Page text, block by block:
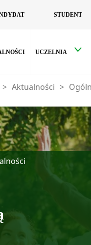
STUDENT
UCZELNIA
> Aktualności >